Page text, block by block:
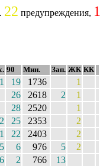
22 предупреждения, 1
90 Мин. Зап. ЖК КК
1 19 1736 1
26 2618 2 1
28 2520 1
2 25 2353 2
1 22 2403 2
5 6 976 5 2
6 2 766 13